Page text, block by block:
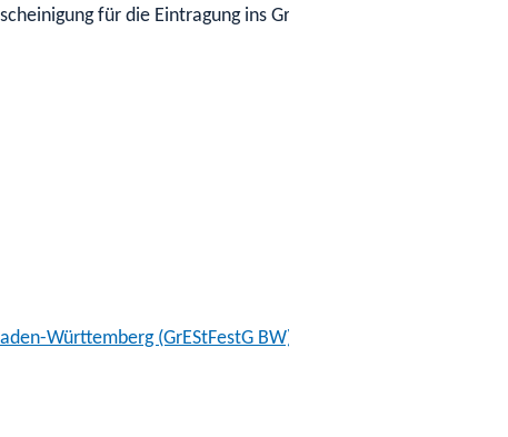
für die Eintragung ins Grundbuch erforderlich ist 8-
Württemberg (GrEStFestG BW)